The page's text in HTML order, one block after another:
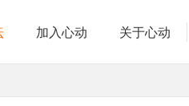
加入心动 关于心动